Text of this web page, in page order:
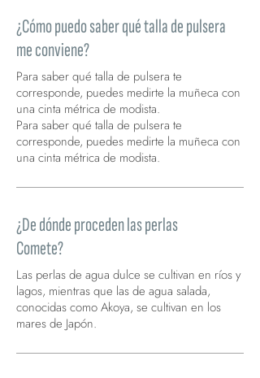
¿Cómo puedo saber qué talla de pulsera
me conviene?
Para saber qué talla de pulsera te
corresponde, puedes medirte la muñeca con
una cinta métrica de modista.
Para saber qué talla de pulsera te
corresponde, puedes medirte la muñeca con
una cinta métrica de modista.
¿De dónde proceden las perlas
Comete?
Las perlas de agua dulce se cultivan en ríos y
lagos, mientras que las de agua salada,
conocidas como Akoya, se cultivan en los
mares de Japón.